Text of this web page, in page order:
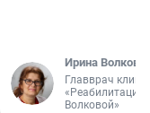
Ирина Волкова
Главврач
«Реабилитация
Волковой»